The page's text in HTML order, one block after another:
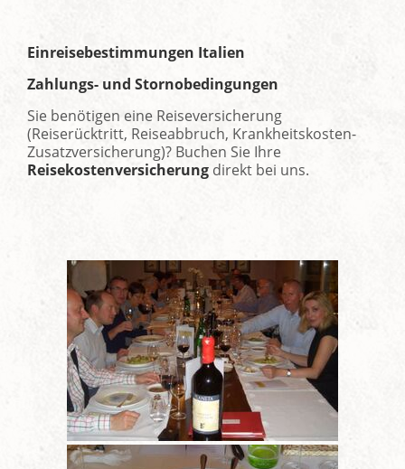
Einreisebestimmungen Italien
Zahlungs- und Stornobedingungen
Sie benötigen eine Reiseversicherung
(Reiserücktritt, Reiseabbruch, Krankheitskosten-
Zusatzversicherung)? Buchen Sie Ihre
Reisekostenversicherung direkt bei uns.